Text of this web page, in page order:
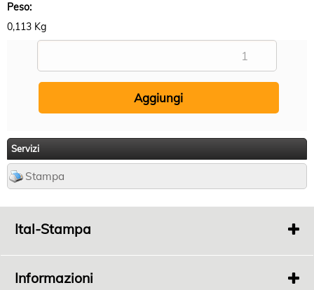
Peso:
0,113 Kg
Servizi
Stampa
Ital-Stampa
P.I.04198100408
Informazioni